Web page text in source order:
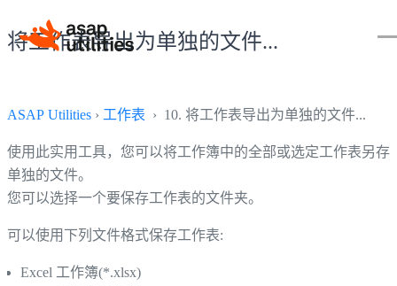
将工作表导出为单独的文件...
ASAP Utilities › 工作表 › 10. 将工作表导出为单独的文件...
使用此实用工具，您可以将工作簿中的全部或选定工作表另存
单独的文件。
您可以选择一个要保存工作表的文件夹。
可以使用下列文件格式保存工作表:
Excel 工作簿(*.xlsx)